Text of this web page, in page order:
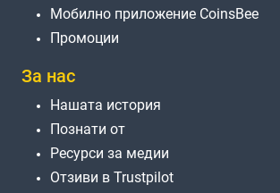
Мобилно приложение CoinsBee
Промоции
За нас
Нашата история
Познати от
Ресурси за медии
Отзиви в Trustpilot